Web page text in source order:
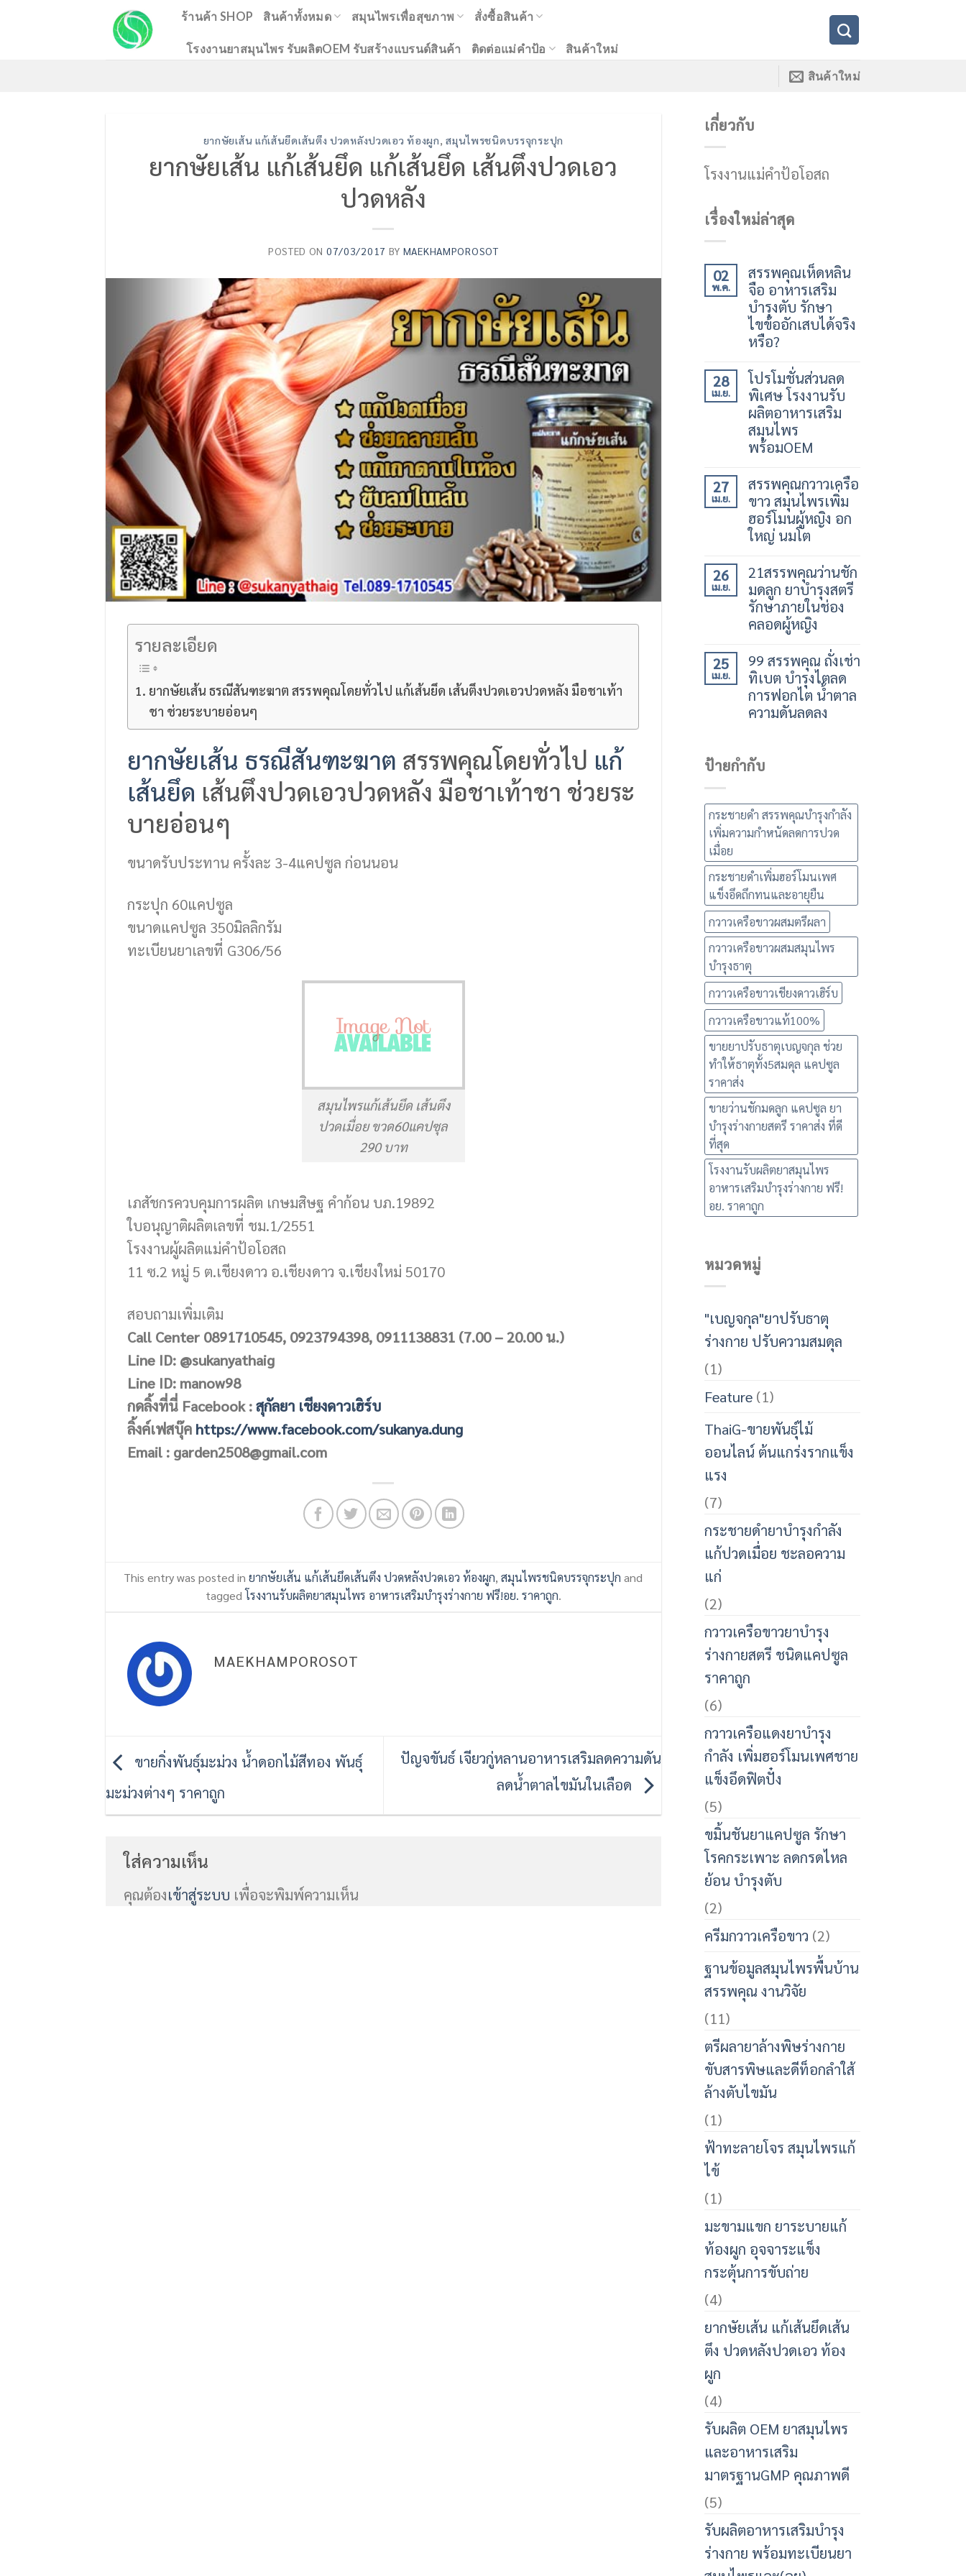
ร้านค้า SHOP สินค้าทั้งหมด สมุนไพรเพื่อสุขภาพ สั่งซื้อสินค้า
โรงงานยาสมุนไพร รับผลิตOEM รับสร้างแบรนด์สินค้า ติดต่อแม่คำป้อ
สินค้าใหม่
สินค้าใหม่
ยากษัยเส้น แก้เส้นยึดเส้นตึง ปวดหลังปวดเอว ท้องผูก,สมุนไพรชนิดบรรจุกระปุก
ยากษัยเส้น แก้เส้นยึด แก้เส้นยึด เส้นตึงปวดเอว
ปวดหลัง
POSTED ON 07/03/2017 BY MAEKHAMPOROSOT
รายละเอียด
ยากษัยเส้น ธรณีสันฑะฆาต สรรพคุณโดยทั่วไป แก้เส้นยึด เส้นตึงปวดเอวปวดหลัง มือชาเท้า
ชา ช่วยระบายอ่อนๆ
ยากษัยเส้น ธรณีสันฑะฆาต สรรพคุณโดยทั่วไป แก้
เส้นยึด เส้นตึงปวดเอวปวดหลัง มือชาเท้าชา ช่วยระ
บายอ่อนๆ
ขนาดรับประทาน ครั้งละ 3-4แคปซูล ก่อนนอน
กระปุก 60แคปซูล
ขนาดแคปซูล 350มิลลิกรัม
ทะเบียนยาเลขที่ G306/56
สมุนไพรแก้เส้นยึด เส้นตึง
ปวดเมื่อย ขวด60แคปซุล
290 บาท
เภสัชกรควบคุมการผลิต เกษมสิษฐ คำก้อน บภ.19892
ใบอนุญาติผลิตเลขที่ ชม.1/2551
โรงงานผู้ผลิตแม่คำป้อโอสถ
11 ซ.2 หมู่ 5 ต.เชียงดาว อ.เชียงดาว จ.เชียงใหม่ 50170
สอบถามเพิ่มเติม
Call Center 0891710545, 0923794398, 0911138831 (7.00 – 20.00 น.)
Line ID: @sukanyathaig
Line ID: manow98
กดลิ้งที่นี่ Facebook :สุกัลยา เชียงดาวเฮิร์บ
ลิ้งค์เฟสบุ๊ค https://www.facebook.com/sukanya.dung
Email : garden2508@gmail.com
This entry was posted inยากษัยเส้น แก้เส้นยึดเส้นตึง ปวดหลังปวดเอว ท้องผูก,สมุนไพรชนิดบรรจุกระปุก and
tagged โรงงานรับผลิตยาสมุนไพร อาหารเสริมบำรุงร่างกาย ฟรี!อย. ราคาถูก.
MAEKHAMPOROSOT
ขายกิ่งพันธุ์มะม่วง น้ำดอกไม้สีทอง พันธุ์
มะม่วงต่างๆ ราคาถูก
ปัญจขันธ์ เจียวกู่หลานอาหารเสริมลดความดัน
ลดน้ำตาลไขมันในเลือด
ใส่ความเห็น
คุณต้องเข้าสู่ระบบ เพื่อจะพิมพ์ความเห็น
เกี่ยวกับ
โรงงานแม่คำป้อโอสถ
เรื่องใหม่ล่าสุด
02
พ.ค.
สรรพคุณเห็ดหลิน
จือ อาหารเสริม
บำรุงตับ รักษา
ไขข้ออักเสบได้จริง
หรือ?
28
เม.ย.
โปรโมชั่นส่วนลด
พิเศษ โรงงานรับ
ผลิตอาหารเสริม
สมุนไพร
พร้อมOEM
27
เม.ย.
สรรพคุณกวาวเครือ
ขาว สมุนไพรเพิ่ม
ฮอร์โมนผู้หญิง อก
ใหญ่ นมโต
26
เม.ย.
21สรรพคุณว่านชัก
มดลูก ยาบำรุงสตรี
รักษาภายในช่อง
คลอดผู้หญิง
25
เม.ย.
99 สรรพคุณ ถั่งเช่า
ทิเบต บำรุงไตลด
การฟอกไต น้ำตาล
ความดันลดลง
ป้ายกำกับ
กระชายดำ สรรพคุณบำรุงกำลัง
เพิ่มความกำหนัดลดการปวด
เมื่อย
กระชายดำเพิ่มฮอร์โมนเพศ
แข็งอึดถึกทนและอายุยืน
กวาวเครือขาวผสมตรีผลา
กวาวเครือขาวผสมสมุนไพร
บำรุงธาตุ
กวาวเครือขาวเชียงดาวเฮิร์บ
กวาวเครือขาวแท้100%
ขายยาปรับธาตุเบญจกุล ช่วย
ทำให้ธาตุทั้ง5สมดุล แคปซูล
ราคาส่ง
ขายว่านชักมดลูก แคปซูล ยา
บำรุงร่างกายสตรี ราคาส่ง ที่ดี
ที่สุด
โรงงานรับผลิตยาสมุนไพร
อาหารเสริมบำรุงร่างกาย ฟรี!
อย. ราคาถูก
หมวดหมู่
"เบญจกุล"ยาปรับธาตุ
ร่างกาย ปรับความสมดุล
(1)
Feature(1)
ThaiG-ขายพันธุ์ไม้
ออนไลน์ ต้นแกร่งรากแข็ง
แรง
(7)
กระชายดำยาบำรุงกำลัง
แก้ปวดเมื่อย ชะลอความ
แก่
(2)
กวาวเครือขาวยาบำรุง
ร่างกายสตรี ชนิดแคปซูล
ราคาถูก
(6)
กวาวเครือแดงยาบำรุง
กำลัง เพิ่มฮอร์โมนเพศชาย
แข็งอึดฟิตปั๋ง
(5)
ขมิ้นชันยาแคปซูล รักษา
โรคกระเพาะ ลดกรดไหล
ย้อน บำรุงตับ
(2)
ครีมกวาวเครือขาว (2)
ฐานข้อมูลสมุนไพรพื้นบ้าน
สรรพคุณ งานวิจัย
(11)
ตรีผลายาล้างพิษร่างกาย
ขับสารพิษและดีท็อกลำใส้
ล้างตับไขมัน
(1)
ฟ้าทะลายโจร สมุนไพรแก้
ไข้
(1)
มะขามแขก ยาระบายแก้
ท้องผูก อุจจาระแข็ง
กระตุ้นการขับถ่าย
(4)
ยากษัยเส้น แก้เส้นยึดเส้น
ตึง ปวดหลังปวดเอว ท้อง
ผูก
(4)
รับผลิต OEM ยาสมุนไพร
และอาหารเสริม
มาตรฐานGMP คุณภาพดี
(5)
รับผลิตอาหารเสริมบำรุง
ร่างกาย พร้อมทะเบียนยา